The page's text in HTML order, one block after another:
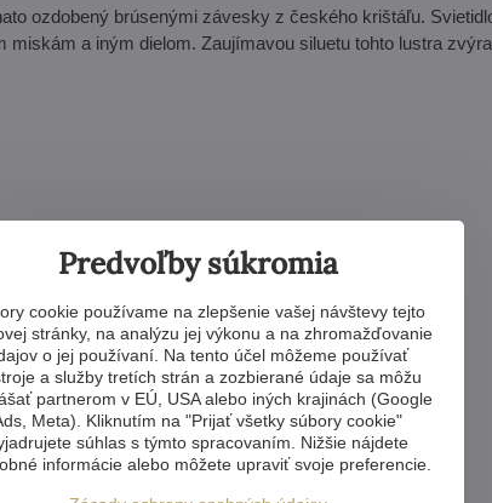
ozdobený brúsenými závesky z českého krištáľu.
a iným dielom. Zaujímavou siluetu tohto lustra
Predvoľby súkromia
cookie používame na zlepšenie vašej návštevy tejto
stránky, na analýzu jej výkonu a na zhromažďovanie
o jej používaní. Na tento účel môžeme používať
a služby tretích strán a zozbierané údaje sa môžu
partnerom v EÚ, USA alebo iných krajinách (Google
Meta). Kliknutím na "Prijať všetky súbory cookie"
súhlas s týmto spracovaním. Nižšie nájdete
informácie alebo môžete upraviť svoje preferencie.